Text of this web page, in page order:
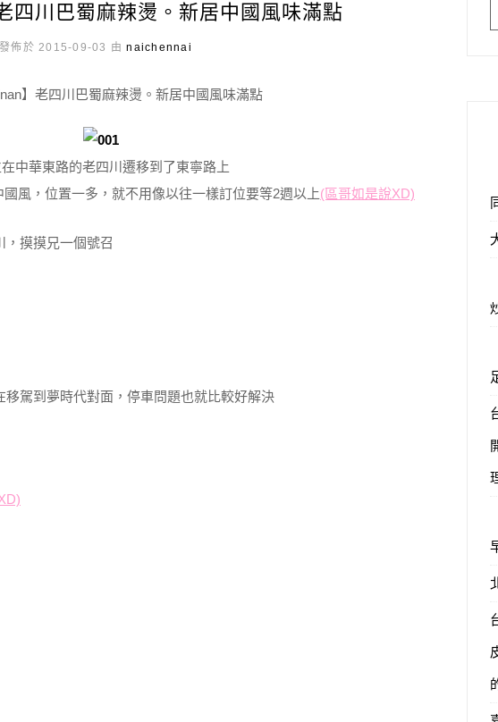
四川巴蜀麻辣燙。新居中國風味滿點
發佈於 2015-09-03 由naichennai
中華東路的老四川遷移到了東寧路上
風，位置一多，就不用像以往一樣訂位要等2週以上(區哥如是說XD)
，摸摸兄一個號召
駕到夢時代對面，停車問題也就比較好解決